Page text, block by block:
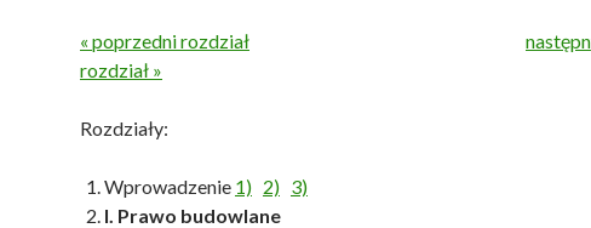
« poprzedni rozdział
rozdział »
Rozdziały:
Wprowadzenie 1) 2) 3)
I. Prawo budowlane